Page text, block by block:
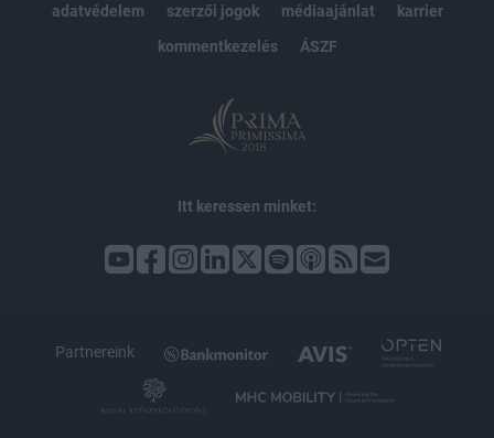
adatvédelem
szerzői jogok médiaajánlat
karrier
kommentkezelés
ÁSZF
Itt keressen minket:
Partnereink